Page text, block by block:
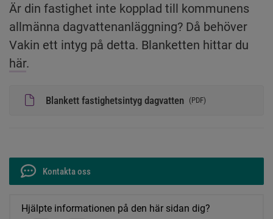
Är din fastighet inte kopplad till kommunens
allmänna dagvattenanläggning? Då behöver
här.
Blankett fastighetsintyg dagvatten (PDF)
Kontakta oss
Hjälpte informationen på den här sidan dig?